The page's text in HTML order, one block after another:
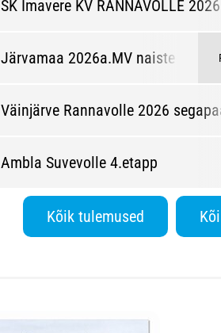
SK Imavere KV RANNAVOLLE
Järvamaa 2026a.MV naiste
Väinjärve Rannavolle 2026
Ambla Suvevolle 4.etapp
Kõik tulemused